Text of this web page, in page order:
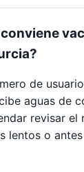
de
aguas de
revisar el
lentos o